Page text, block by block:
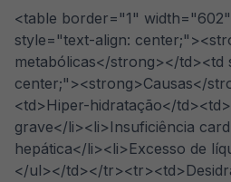
<table border="1"
style="text-align:
metabólicas</strong></td><td
center;"><strong>Causas</
<td>Hiper-hidratação</
grave</li><li>Insuficiência
hepática</li><li>Excesso de
</ul></td></